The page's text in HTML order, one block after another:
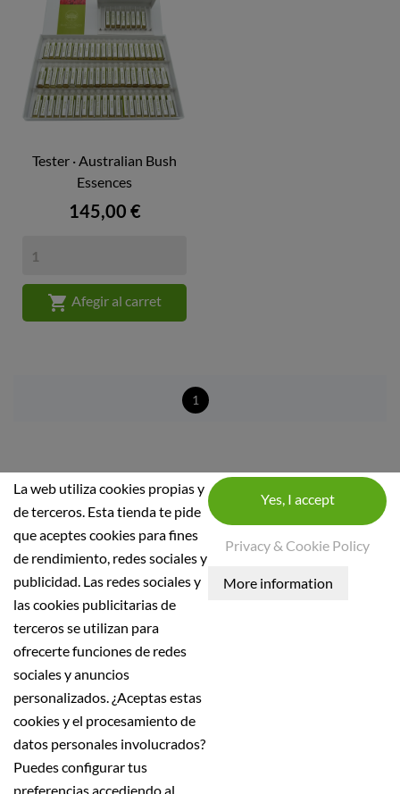
Tester · Australian Bush
Essences
Preu
145,00 €
 Afegir al carret
1
INFORMACIÓ SOBRE LA BOTIGA
INFORMACIÓ
Condicions generals
Política de seguretat
Avís Legal
Política de Privadesa
Política d'enviament
Tots els preus son sense IVA
La web utiliza cookies propias y
de terceros. Esta tienda te pide
que aceptes cookies para fines
de rendimiento, redes sociales y
publicidad. Las redes sociales y
las cookies publicitarias de
terceros se utilizan para
ofrecerte funciones de redes
sociales y anuncios
personalizados. ¿Aceptas estas
cookies y el procesamiento de
datos personales involucrados?
Puedes configurar tus
preferencias accediendo al
Privacy & Cookie Policy